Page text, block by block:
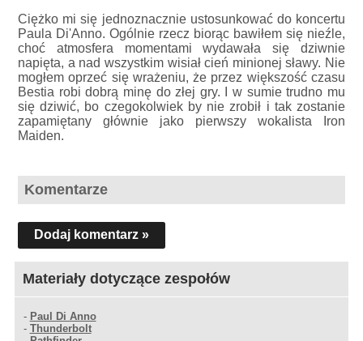
Ciężko mi się jednoznacznie ustosunkować do koncertu
Paula Di'Anno. Ogólnie rzecz biorąc bawiłem się nieźle,
choć atmosfera momentami wydawała się dziwnie
napięta, a nad wszystkim wisiał cień minionej sławy. Nie
mogłem oprzeć się wrażeniu, że przez większość czasu
Bestia robi dobrą minę do złej gry. I w sumie trudno mu
się dziwić, bo czegokolwiek by nie zrobił i tak zostanie
zapamiętany głównie jako pierwszy wokalista Iron
Maiden.
Komentarze
Dodaj komentarz »
Materiały dotyczące zespołów
- Paul Di Anno
- Thunderbolt